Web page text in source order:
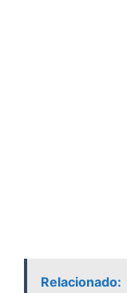
Relacionado: